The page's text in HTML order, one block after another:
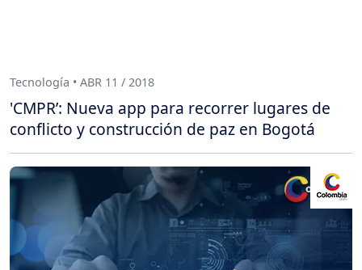
Tecnología • ABR 11 / 2018
'CMPR’: Nueva app para recorrer lugares de
conflicto y construcción de paz en Bogotá